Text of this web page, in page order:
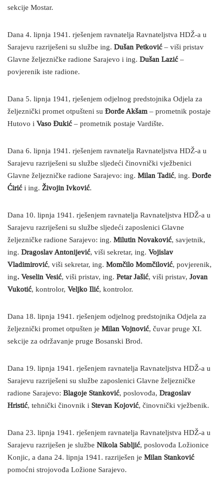
sekcije Mostar.
Dana 4. lipnja 1941. rješenjem ravnatelja Ravnateljstva HDŽ-a u
Sarajevu razriješeni su službe ing. Dušan Petković – viši pristav
Glavne željezničke radione Sarajevo i ing. Dušan Lazić –
povjerenik iste radione.
Dana 5. lipnja 1941, rješenjem odjelnog predstojnika Odjela za
željeznički promet otpušteni su Đorđe Akšam – prometnik postaje
Hutovo i Vaso Đukić – prometnik postaje Vardište.
Dana 6. lipnja 1941. rješenjem ravnatelja Ravnateljstva HDŽ-a u
Sarajevu razriješeni su službe sljedeći činovnički vježbenici
Glavne željezničke radione Sarajevo: ing. Milan Tadić, ing. Đorđe
Ćirić i ing. Živojin Ivković.
Dana 10. lipnja 1941. rješenjem ravnatelja Ravnateljstva HDŽ-a u
Sarajevu razriješeni su službe sljedeći zaposlenici Glavne
željezničke radione Sarajevo: ing. Milutin Novaković, savjetnik,
ing. Dragoslav Antonijević, viši sekretar, ing. Vojislav
Vladimirović, viši sekretar, ing. Momčilo Momčilović, povjerenik,
ing. Veselin Vesić, viši pristav, ing. Petar Jašić, viši pristav, Jovan
Vukotić, kontrolor, Veljko Ilić, kontrolor.
Dana 18. lipnja 1941. rješenjem odjelnog predstojnika Odjela za
željeznički promet otpušten je Milan Vojnović, čuvar pruge XI.
sekcije za održavanje pruge Bosanski Brod.
Dana 19. lipnja 1941. rješenjem ravnatelja Ravnateljstva HDŽ-a u
Sarajevu razriješeni su službe zaposlenici Glavne željezničke
radione Sarajevo: Blagoje Stanković, poslovođa, Dragoslav
Hristić, tehnički činovnik i Stevan Kojović, činovnički vježbenik.
Dana 23. lipnja 1941. rješenjem ravnatelja Ravnateljstva HDŽ-a u
Sarajevu razriješen je službe Nikola Sabljić, poslovođa Ložionice
Konjic, a dana 24. lipnja 1941. razriješen je Milan Stanković
pomoćni strojovođa Ložione Sarajevo.